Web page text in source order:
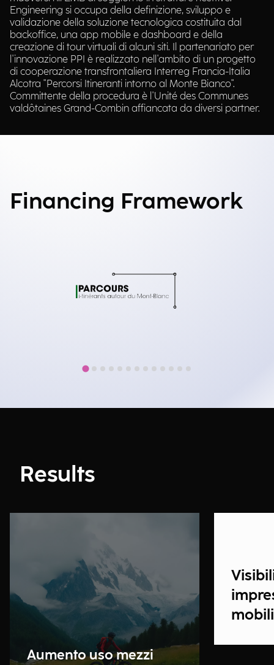
Engineering si occupa della definizione, sviluppo e
validazione della soluzione tecnologica costituita dal
backoffice, una app mobile e dashboard e della
creazione di tour virtuali di alcuni siti. Il partenariato per
l'innovazione PPI è realizzato nell'ambito di un progetto
di cooperazione transfrontaliera Interreg Francia-Italia
Alcotra "Percorsi Itineranti intorno al Monte Bianco".
Committente della procedura è l'Unité des Communes
valdôtaines Grand-Combin affiancata da diversi partner.
Financing Framework
Results
Aumento uso mezzi